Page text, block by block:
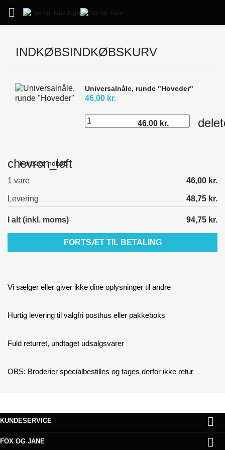

INDKØBSINDKØBSKURV
Universalnåle, runde "Hoveder"
46,00 kr.
46,00 kr.
chevron_left
Fortsæt indkøb
1 vare 46,00 kr.
Levering 48,75 kr.
I alt (inkl. moms) 94,75 kr.
FORTSÆT TIL BETALING
Vi sælger eller giver ikke dine oplysninger til andre
Hurtig levering til valgfri posthus eller pakkeboks
Fuld returret, undtaget udsalgsvarer
OBS: Broderier specialbestilles og tages derfor ikke retur
KUNDESERVICE 
FOX OG JANE 